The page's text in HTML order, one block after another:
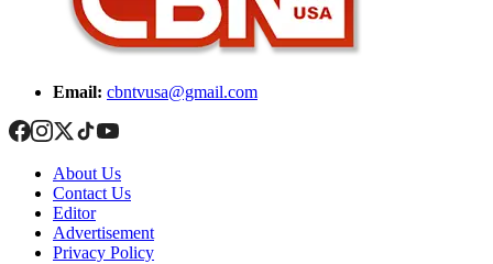
Email: cbntvusa@gmail.com
About Us
Contact Us
Editor
Advertisement
Privacy Policy